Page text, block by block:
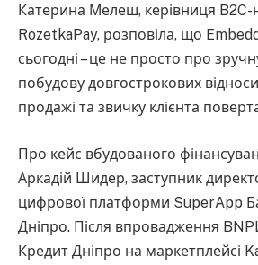
Катерина Мелеш, керівниця
RozetkaPay, розповіла, що
сьогодні – це не просто про
побудову довгострокових
продажі та звичку клієнта
Про кейс вбудованого
Аркадій Шидер, заступник
цифрової платформи SuperApp
Дніпро. Після впровадження
Кредит Дніпро на маркетплейсі